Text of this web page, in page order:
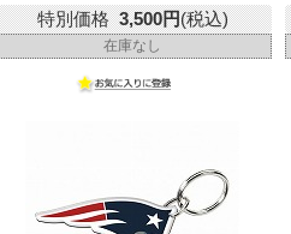
特別価格 3,500円(税込)
在庫なし